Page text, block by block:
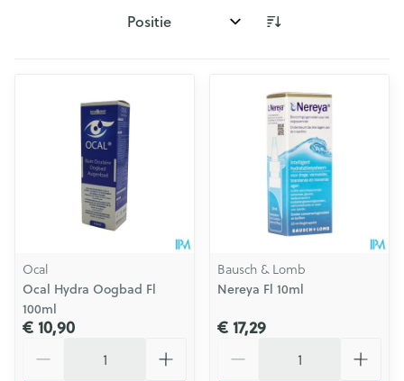
Sorteer op:
Ocal
Ocal Hydra Oogbad Fl
100ml
€ 10,90
Bausch & Lomb
Nereya Fl 10ml
€ 17,29